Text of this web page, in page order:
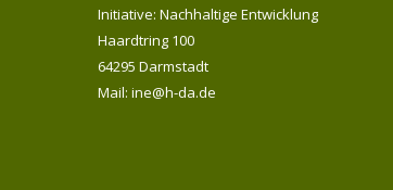
Initiative: Nachhaltige Entwicklung
Haardtring 100
64295 Darmstadt
Mail: ine@h-da.de